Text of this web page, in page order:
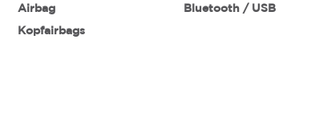
Airbag
Kopfairbags
Bluetooth / USB